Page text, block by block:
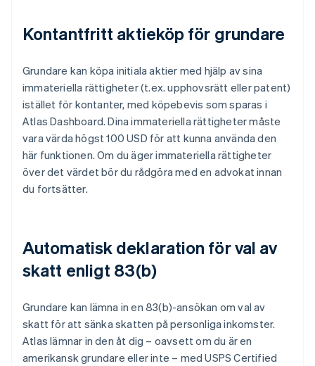
Kontantfritt aktieköp för grundare
Grundare kan köpa initiala aktier med hjälp av sina
immateriella rättigheter (t.ex. upphovsrätt eller patent)
istället för kontanter, med köpebevis som sparas i
Atlas Dashboard. Dina immateriella rättigheter måste
vara värda högst 100 USD för att kunna använda den
här funktionen. Om du äger immateriella rättigheter
över det värdet bör du rådgöra med en advokat innan
du fortsätter.
Automatisk deklaration för val av
skatt enligt 83(b)
Grundare kan lämna in en 83(b)-ansökan om val av
skatt för att sänka skatten på personliga inkomster.
Atlas lämnar in den åt dig – oavsett om du är en
amerikansk grundare eller inte – med USPS Certified